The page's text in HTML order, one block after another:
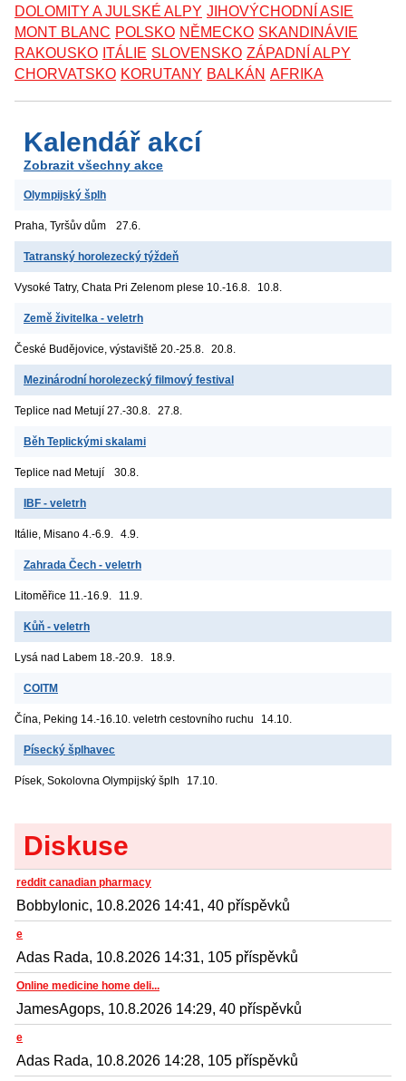
DOLOMITY A JULSKÉ ALPY JIHOVÝCHODNÍ ASIE
MONT BLANC POLSKO NĚMECKO SKANDINÁVIE
RAKOUSKO ITÁLIE SLOVENSKO ZÁPADNÍ ALPY
CHORVATSKO KORUTANY BALKÁN AFRIKA
Kalendář akcí
Zobrazit všechny akce
Olympijský šplh
Praha, Tyršův dům 27.6.
Tatranský horolezecký týždeň
Vysoké Tatry, Chata Pri Zelenom plese 10.-16.8. 10.8.
Země živitelka - veletrh
České Budějovice, výstaviště 20.-25.8. 20.8.
Mezinárodní horolezecký filmový festival
Teplice nad Metují 27.-30.8. 27.8.
Běh Teplickými skalami
Teplice nad Metují 30.8.
IBF - veletrh
Itálie, Misano 4.-6.9. 4.9.
Zahrada Čech - veletrh
Litoměřice 11.-16.9. 11.9.
Kůň - veletrh
Lysá nad Labem 18.-20.9. 18.9.
COITM
Čína, Peking 14.-16.10. veletrh cestovního ruchu 14.10.
Písecký šplhavec
Písek, Sokolovna Olympijský šplh 17.10.
Diskuse
reddit canadian pharmacy
BobbyIonic, 10.8.2026 14:41, 40 příspěvků
e
Adas Rada, 10.8.2026 14:31, 105 příspěvků
Online medicine home deli...
JamesAgops, 10.8.2026 14:29, 40 příspěvků
e
Adas Rada, 10.8.2026 14:28, 105 příspěvků